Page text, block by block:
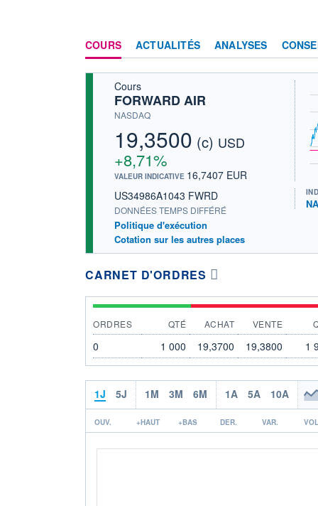
COURS ACTUALITÉS ANALYSES
Cours
FORWARD AIR
NASDAQ
19,3500 (c) USD
+8,71%
VALEUR INDICATIVE 16,7407 EUR
US34986A1043 FWRD
DONNÉES TEMPS DIFFÉRÉ
Politique d'exécution
Cotation sur les autres places
CARNET D'ORDRES
ORDRES QTÉ ACHAT VENTE
0 1 000 19,3700 19,3800 1
1J 5J 1M 3M 6M 1A 5A 10A
OUV. +HAUT +BAS DER. VAR.